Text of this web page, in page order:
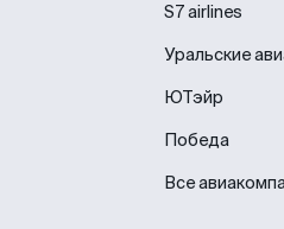
S7 airlines
Уральские
ЮТэйр
Победа
Все